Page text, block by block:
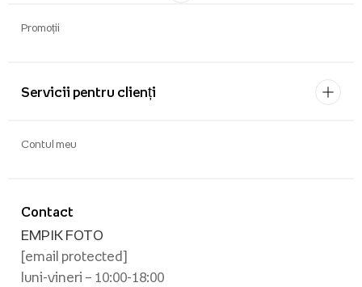
Promoții
Servicii pentru clienți
Contact
EMPIK FOTO
[email protected]
luni-vineri – 10:00-18:00
Contul meu